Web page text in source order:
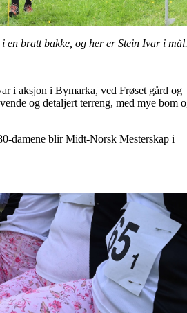
en bratt bakke, og her er Stein Ivar i
i aksjon i Bymarka, ved Frøset gård og
og detaljert terreng, med mye bom
damene blir Midt-Norsk Mesterskap i